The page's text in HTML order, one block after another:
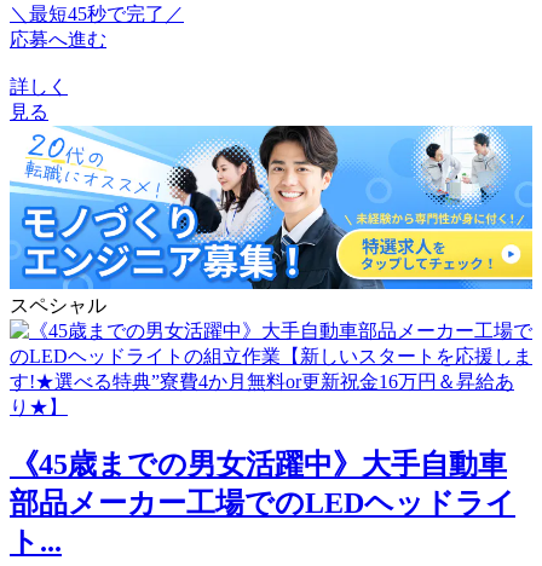
＼最短45秒で完了／
応募へ進む
詳しく
見る
スペシャル
《45歳までの男女活躍中》大手自動車
部品メーカー工場でのLEDヘッドライ
ト...